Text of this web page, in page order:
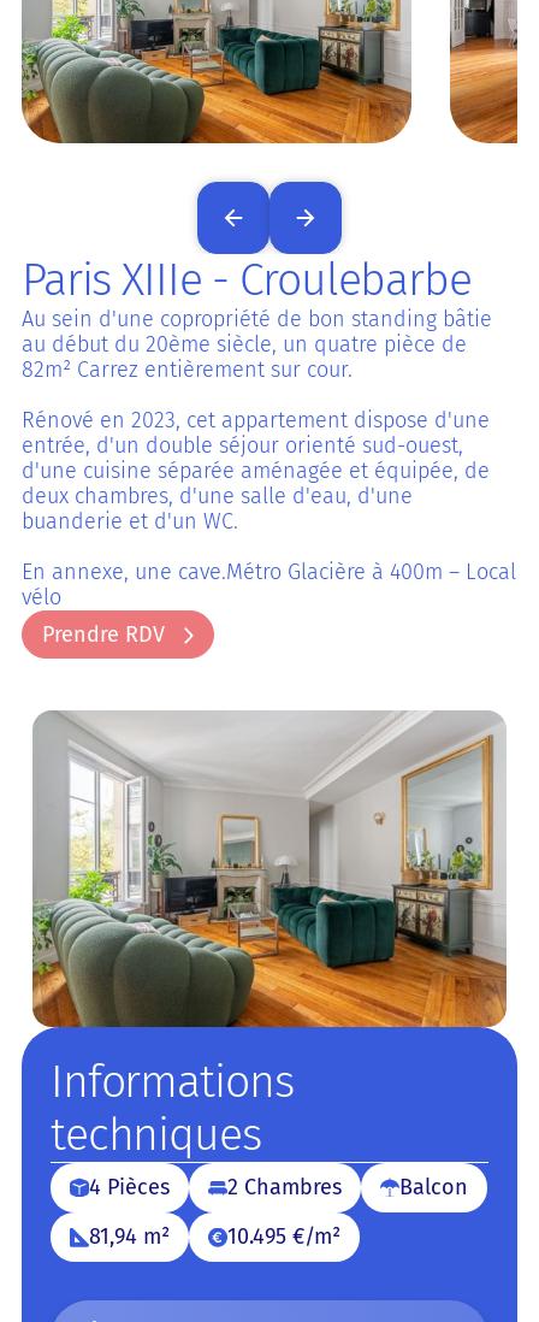
Paris XIIIe - Croulebarbe
Au sein d'une copropriété de bon standing bâtie
au début du 20ème siècle, un quatre pièce de
82m² Carrez entièrement sur cour.
Rénové en 2023, cet appartement dispose d'une
entrée, d'un double séjour orienté sud-ouest,
d'une cuisine séparée aménagée et équipée, de
deux chambres, d'une salle d'eau, d'une
buanderie et d'un WC.
En annexe, une cave.Métro Glacière à 400m – Local
vélo
Prendre RDV
Prendre RDV
Informations
techniques
4 Pièces 2 Chambres
Balcon
81,94 m²
10.495 €/m²